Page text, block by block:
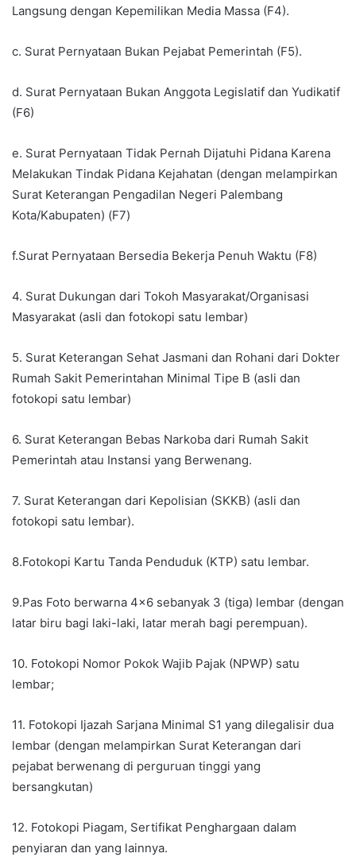
Langsung dengan Kepemilikan Media Massa (F4).
c. Surat Pernyataan Bukan Pejabat Pemerintah (F5).
d. Surat Pernyataan Bukan Anggota Legislatif dan Yudikatif
(F6)
e. Surat Pernyataan Tidak Pernah Dijatuhi Pidana Karena
Melakukan Tindak Pidana Kejahatan (dengan melampirkan
Surat Keterangan Pengadilan Negeri Palembang
Kota/Kabupaten) (F7)
f.Surat Pernyataan Bersedia Bekerja Penuh Waktu (F8)
4. Surat Dukungan dari Tokoh Masyarakat/Organisasi
Masyarakat (asli dan fotokopi satu lembar)
5. Surat Keterangan Sehat Jasmani dan Rohani dari Dokter
Rumah Sakit Pemerintahan Minimal Tipe B (asli dan
fotokopi satu lembar)
6. Surat Keterangan Bebas Narkoba dari Rumah Sakit
Pemerintah atau Instansi yang Berwenang.
7. Surat Keterangan dari Kepolisian (SKKB) (asli dan
fotokopi satu lembar).
8.Fotokopi Kartu Tanda Penduduk (KTP) satu lembar.
9.Pas Foto berwarna 4×6 sebanyak 3 (tiga) lembar (dengan
latar biru bagi laki-laki, latar merah bagi perempuan).
10. Fotokopi Nomor Pokok Wajib Pajak (NPWP) satu
lembar;
11. Fotokopi Ijazah Sarjana Minimal S1 yang dilegalisir dua
lembar (dengan melampirkan Surat Keterangan dari
pejabat berwenang di perguruan tinggi yang
bersangkutan)
12. Fotokopi Piagam, Sertifikat Penghargaan dalam
penyiaran dan yang lainnya.